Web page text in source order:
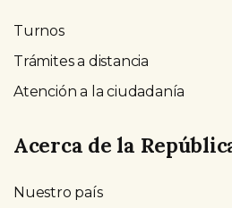
Turnos
Trámites a distancia
Atención a la ciudadanía
Acerca de la
Nuestro país